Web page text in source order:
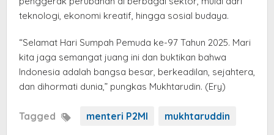
teknologi, ekonomi kreatif, hingga sosial budaya.
“Selamat Hari Sumpah Pemuda ke-97 Tahun 2025. Mari
kita jaga semangat juang ini dan buktikan bahwa
Indonesia adalah bangsa besar, berkeadilan, sejahtera,
dan dihormati dunia,” pungkas Mukhtarudin. (Ery)
Tagged menteri P2MI mukhtaruddin